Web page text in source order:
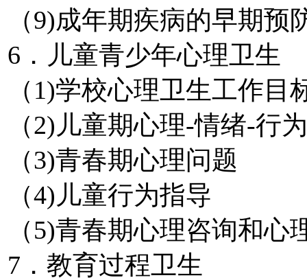
（9)成年期疾病的早期预
6．儿童青少年心理卫生
（1)学校心理卫生工作目
（2)儿童期心理-情绪-行
（3)青春期心理问题
（4)儿童行为指导
（5)青春期心理咨询和心
7．教育过程卫生